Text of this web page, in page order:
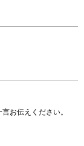
お伝えください。